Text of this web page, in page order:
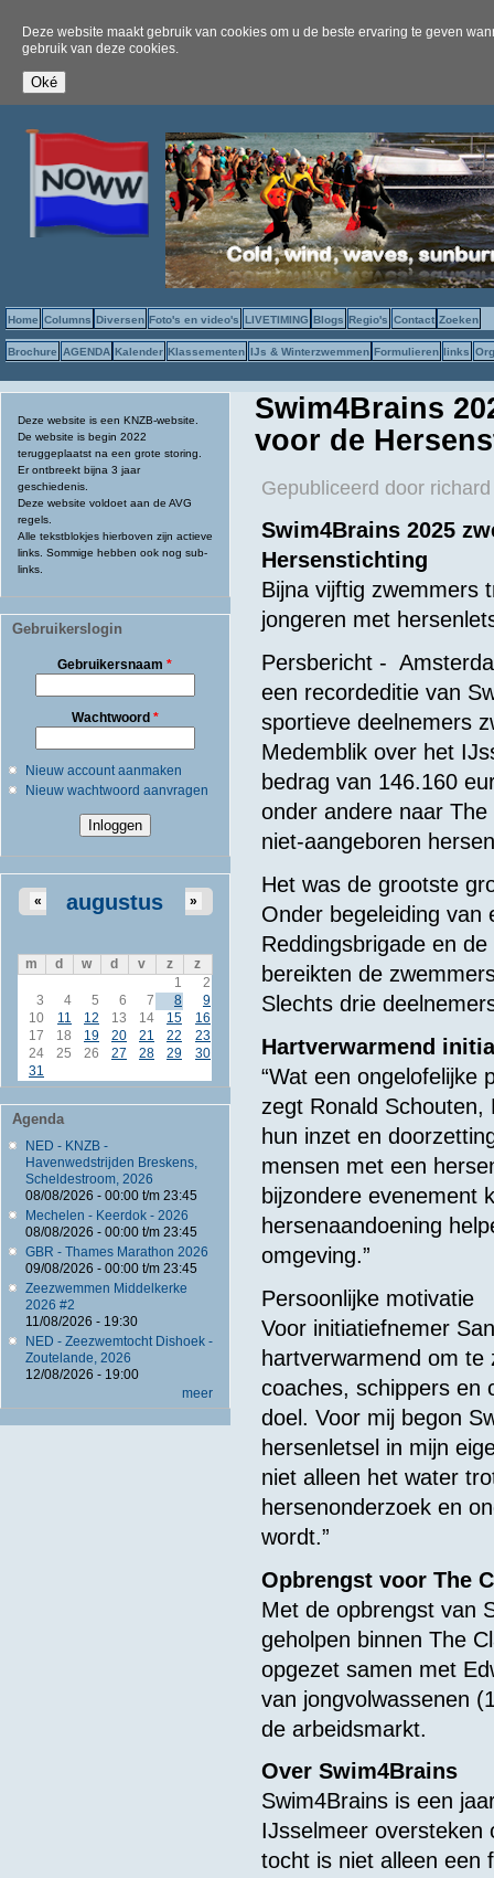
Deze website maakt gebruik van cookies om u de beste ervaring te geven
gebruik van deze cookies.
Home Columns Diversen Foto's en video's LIVETIMING Blogs Regio's Contact Zoeken
Brochure AGENDA Kalender Klassementen IJs & Winterzwemmen Formulieren links
Deze website is een KNZB-website.
De website is begin 2022
teruggeplaatst na een grote storing.
Er ontbreekt bijna 3 jaar
geschiedenis.
Deze website voldoet aan de AVG
regels.
Alle tekstblokjes hierboven zijn actieve
links. Sommige hebben ook nog sub-
links.
Gebruikerslogin
Gebruikersnaam*
Wachtwoord *
Nieuw account aanmaken
Nieuw wachtwoord aanvragen
augustus
« »
m d w d v z
z
1
2
3
4 5 6 7 8
9
10
11 12 13 14 15
16
17
18 19 20 21 22
23
24
25 26 27 28 29
30
31
Agenda
NED - KNZB -
Havenwedstrijden Breskens,
Scheldestroom, 2026
08/08/2026 - 00:00t/m 23:45
Mechelen - Keerdok - 2026
08/08/2026 - 00:00t/m 23:45
GBR - Thames Marathon 2026
09/08/2026 - 00:00t/m 23:45
Zeezwemmen Middelkerke
2026 #2
11/08/2026 - 19:30
NED - Zeezwemtocht Dishoek -
Zoutelande, 2026
12/08/2026 - 19:00
meer
Swim4Brains
voor de
Gepubliceerd door
Swim4Brains 2025
Hersenstichting
Bijna vijftig zwemmers
jongeren met
Persbericht -
een recordeditie van
sportieve deelnemers
Medemblik over het
bedrag van 146.160
onder andere naar
niet-aangeboren
Het was de grootste
Onder begeleiding van
Reddingsbrigade en
bereikten de
Slechts drie
Hartverwarmend
“Wat een ongelofelijke
zegt Ronald Schouten,
hun inzet en
mensen met een
bijzondere evenement
hersenaandoening
omgeving.”
Persoonlijke motivatie
Voor initiatiefnemer
hartverwarmend om
coaches, schippers en
doel. Voor mij begon
hersenletsel in mijn
niet alleen het water
hersenonderzoek en
wordt.”
Opbrengst voor The
Met de opbrengst van
geholpen binnen The
opgezet samen met
van jongvolwassenen
de arbeidsmarkt.
Over Swim4Brains
Swim4Brains is een
IJsselmeer oversteken
tocht is niet alleen een